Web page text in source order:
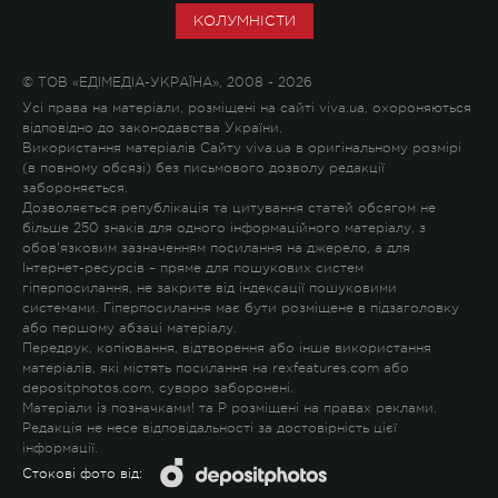
КОЛУМНІСТИ
© ТОВ «ЕДІМЕДІА-УКРАЇНА», 2008 - 2026
Усі права на матеріали, розміщені на сайті viva.ua, охороняються
відповідно до законодавства України.
Використання матеріалів Сайту viva.ua в оригінальному розмірі
(в повному обсязі) без письмового дозволу редакції
забороняється.
Дозволяється републікація та цитування статей обсягом не
більше 250 знаків для одного інформаційного матеріалу, з
обов'язковим зазначенням посилання на джерело, а для
Інтернет-ресурсів – пряме для пошукових систем
гіперпосилання, не закрите від індексації пошуковими
системами. Гіперпосилання має бути розміщене в підзаголовку
або першому абзаці матеріалу.
Передрук, копіювання, відтворення або інше використання
матеріалів, які містять посилання на rexfeatures.com або
depositphotos.com, суворо заборонені.
Матеріали із позначками! та P розміщені на правах реклами.
Редакція не несе відповідальності за достовірність цієї
інформації.
Стокові фото від: